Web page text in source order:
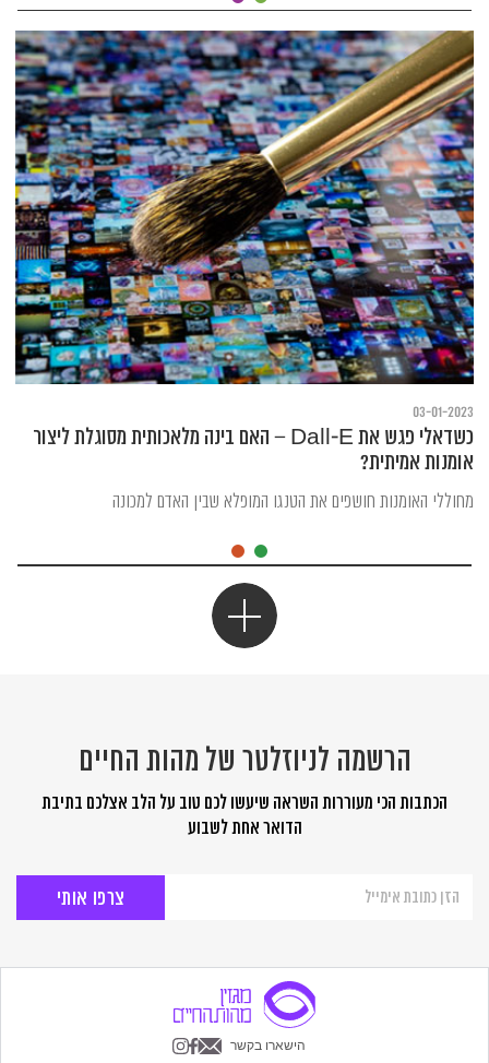
03-01-2023
כשדאלי פגש את Dall-E – האם בינה מלאכותית מסוגלת ליצור
אומנות אמיתית?
מחוללי האומנות חושפים את הטנגו המופלא שבין האדם למכונה
הרשמה לניוזלטר של מהות החיים
הכתבות הכי מעוררות השראה שיעשו לכם טוב על הלב אצלכם בתיבת
הדואר אחת לשבוע
לניוזלטר
החיים
הישארו בקשר